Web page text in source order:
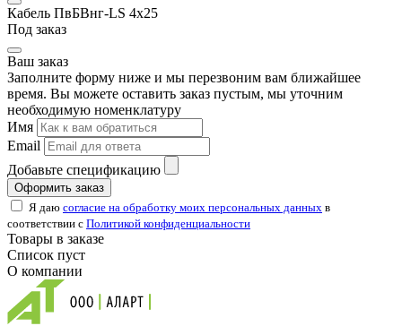
Кабель ПвБВнг-LS 4х25
Под заказ
Ваш заказ
Заполните форму ниже и мы перезвоним вам ближайшее
время. Вы можете оставить заказ пустым, мы уточним
необходимую номенклатуру
Имя
Email
Добавьте спецификацию
Оформить заказ
Я даю согласие на обработку моих персональных данных в
соответствии с Политикой конфиденциальности
Товары в заказе
Список пуст
О компании